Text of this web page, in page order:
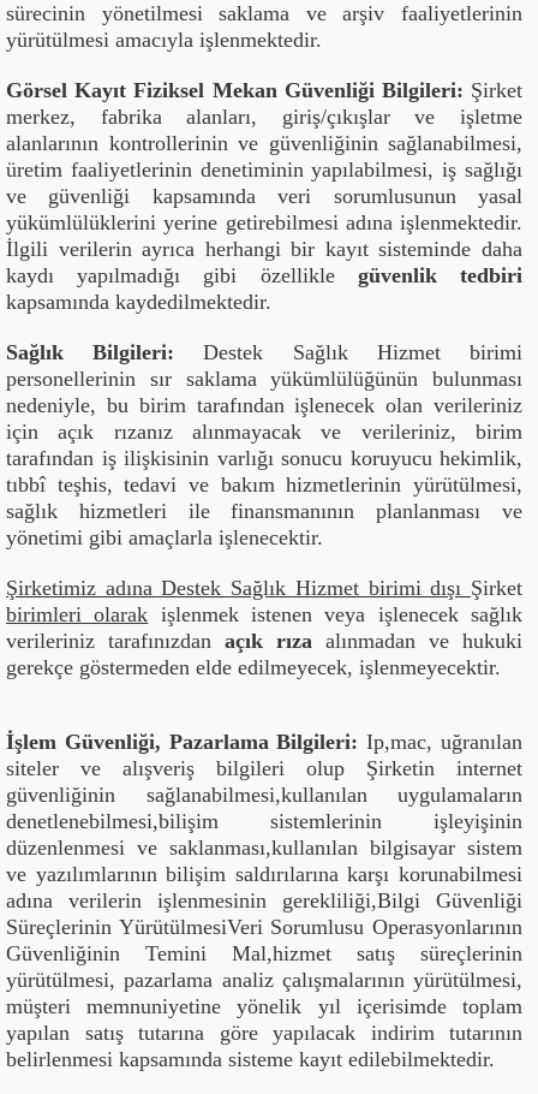
sürecinin yönetilmesi saklama ve arşiv faaliyetlerinin
yürütülmesi amacıyla işlenmektedir.
Görsel Kayıt Fiziksel Mekan Güvenliği Bilgileri: Şirket
merkez, fabrika alanları, giriş/çıkışlar ve işletme
alanlarının kontrollerinin ve güvenliğinin sağlanabilmesi,
üretim faaliyetlerinin denetiminin yapılabilmesi, iş sağlığı
ve güvenliği kapsamında veri sorumlusunun yasal
yükümlülüklerini yerine getirebilmesi adına işlenmektedir.
İlgili verilerin ayrıca herhangi bir kayıt sisteminde daha
kaydı yapılmadığı gibi özellikle güvenlik tedbiri
kapsamında kaydedilmektedir.
Sağlık Bilgileri:Destek Sağlık Hizmet birimi
personellerinin sır saklama yükümlülüğünün bulunması
nedeniyle, bu birim tarafından işlenecek olan verileriniz
için açık rızanız alınmayacak ve verileriniz, birim
tarafından iş ilişkisinin varlığı sonucu koruyucu hekimlik,
tıbbî teşhis, tedavi ve bakım hizmetlerinin yürütülmesi,
sağlık hizmetleri ile finansmanının planlanması ve
yönetimi gibi amaçlarla işlenecektir.
Şirketimiz adına Destek Sağlık Hizmet birimi dışı Şirket
birimleri olarak işlenmek istenen veya işlenecek sağlık
verileriniz tarafınızdanaçık rıza alınmadan ve hukuki
gerekçe göstermeden elde edilmeyecek, işlenmeyecektir.
İşlem Güvenliği, Pazarlama Bilgileri:Ip,mac, uğranılan
siteler ve alışveriş bilgileri olup Şirketin internet
güvenliğinin sağlanabilmesi,kullanılan uygulamaların
denetlenebilmesi,bilişim sistemlerinin işleyişinin
düzenlenmesi ve saklanması,kullanılan bilgisayar sistem
ve yazılımlarının bilişim saldırılarına karşı korunabilmesi
adına verilerin işlenmesinin gerekliliği,Bilgi Güvenliği
Süreçlerinin YürütülmesiVeri Sorumlusu Operasyonlarının
Güvenliğinin Temini Mal,hizmet satış süreçlerinin
yürütülmesi, pazarlama analiz çalışmalarının yürütülmesi,
müşteri memnuniyetine yönelik yıl içerisimde toplam
yapılan satış tutarına göre yapılacak indirim tutarının
belirlenmesi kapsamında sisteme kayıt edilebilmektedir.